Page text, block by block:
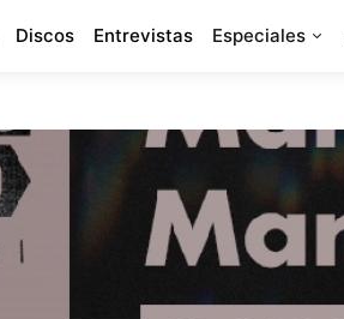
Discos Entrevistas Especiales